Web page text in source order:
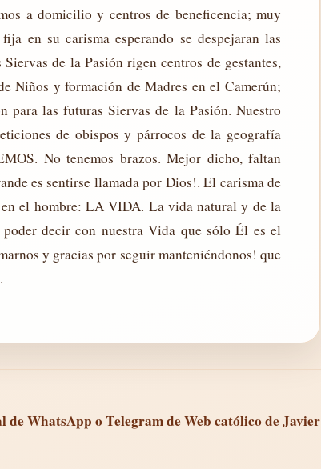
a domicilio y centros de beneficencia; muy
en su carisma esperando se despejaran las
de la Pasión rigen centros de gestantes,
Niños y formación de Madres en el Camerún;
las futuras Siervas de la Pasión. Nuestro
de obispos y párrocos de la geografía
No tenemos brazos. Mejor dicho, faltan
es sentirse llamada por Dios!. El carisma de
el hombre: LA VIDA. La vida natural y de la
poder decir con nuestra Vida que sólo Él es el
y gracias por seguir manteniéndonos! que
de WhatsApp o Telegram de Web católico de Javier